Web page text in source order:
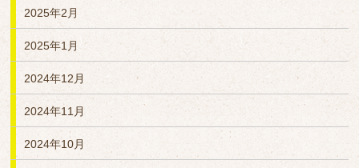
2025年2月
2025年1月
2024年12月
2024年11月
2024年10月